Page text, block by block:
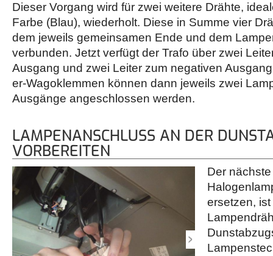
Dieser Vorgang wird für zwei weitere Drähte,
Farbe (Blau), wiederholt. Diese in Summe vier
dem jeweils gemeinsamen Ende und dem
verbunden. Jetzt verfügt der Trafo über zwei
Ausgang und zwei Leiter zum negativen
er-Wagoklemmen können dann jeweils zwei
Ausgänge angeschlossen werden.
LAMPENANSCHLUSS AN DER
VORBEREITEN
Der
ersetzen,